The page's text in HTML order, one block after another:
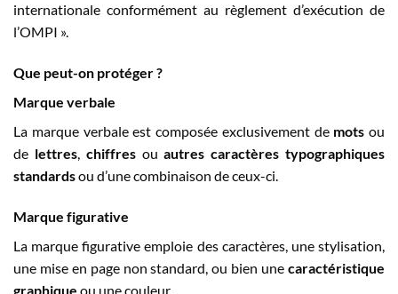
internationale conformément au règlement d’exécution de
l’OMPI ».
Que peut-on protéger ?
Marque verbale
La marque verbale est composée exclusivement de mots ou
de lettres, chiffresouautres caractères typographiques
standardsou d’une combinaison de ceux-ci.
Marque figurative
La marque figurative emploie des caractères, une stylisation,
une mise en page non standard, ou bien une caractéristique
graphique ou une couleur.